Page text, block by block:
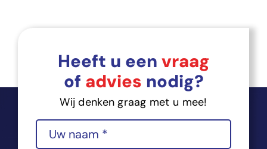
Heeft u een vraag
of advies nodig?
Wij denken graag met u mee!